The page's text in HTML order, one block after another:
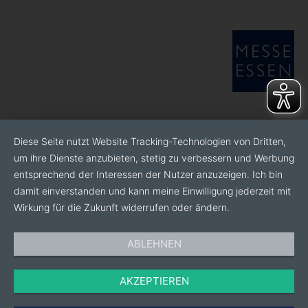
Weitere Informationen finden Sie auf unserer Website:
Diese Seite nutzt Website Tracking-Technologien von Dritten,
um ihre Dienste anzubieten, stetig zu verbessern und Werbung
entsprechend der Interessen der Nutzer anzuzeigen. Ich bin
damit einverstanden und kann meine Einwilligung jederzeit mit
Wirkung für die Zukunft widerrufen oder ändern.
ABLEHNEN
AKZEPTIEREN